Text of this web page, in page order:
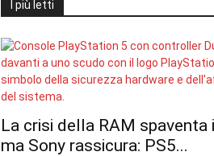
I più letti
La crisi della RAM spaventa
ma Sony rassicura: PS5...